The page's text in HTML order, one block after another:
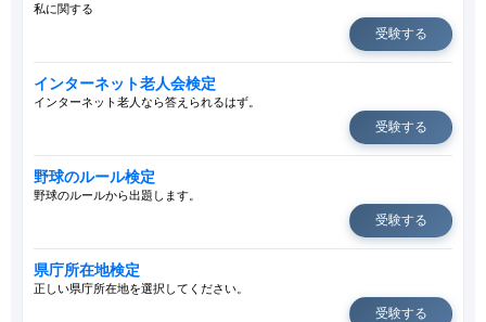
私に関する
受験する
インターネット老人会検定
インターネット老人なら答えられるはず。
受験する
野球のルール検定
野球のルールから出題します。
受験する
県庁所在地検定
正しい県庁所在地を選択してください。
受験する